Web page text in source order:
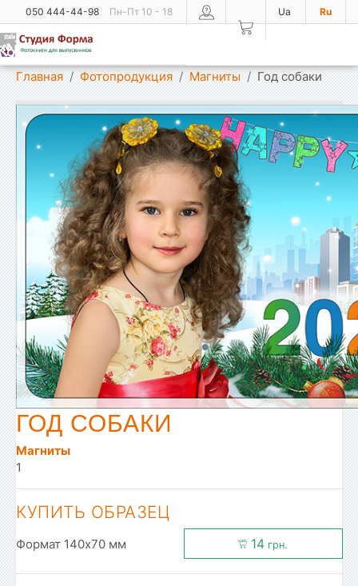
Ua Ru
050 444-44-98 Пн-Пт 10 - 18
Показать меню
Главная Фотопродукция Магниты Год собаки
ГОД СОБАКИ
Магниты
1
КУПИТЬ ОБРАЗЕЦ
Формат 140x70 мм 14 грн.